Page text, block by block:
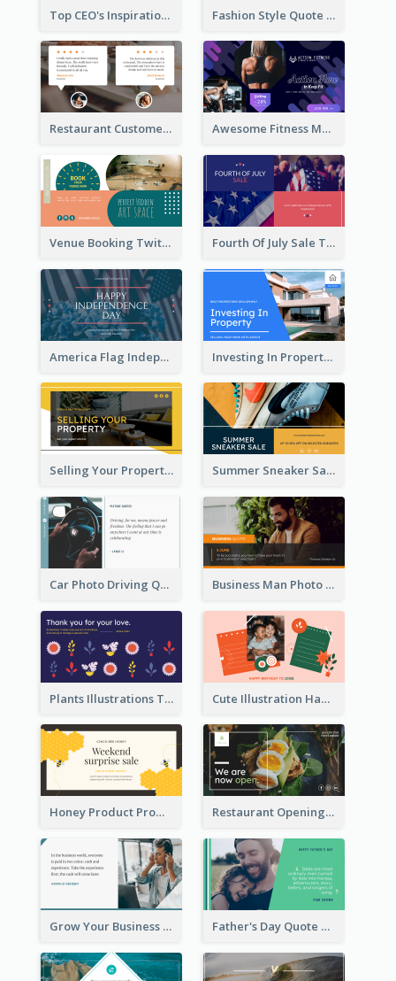
Top CEO's Inspirational Quote Twitter Post Fashion Style Quote Twitter Post
Restaurant Customer Review Twitter Post Awesome Fitness Member Discount Twitter Post Design
Venue Booking Twitter Post Design Fourth Of July Sale Twitter Post
America Flag Independence Day Twitter Post Investing In Property Real Estate Twitter Post
Selling Your Property Real Estate Twitter Post Summer Sneaker Sale Twitter Post
Car Photo Driving Quote Twitter Post Business Man Photo Business Quote Twitter Post
Plants Illustrations Thank You Twitter Post Cute Illustration Happy Birthday Twitter Post
Honey Product Promotion Twitter Post Restaurant Opening Promotion Twitter Post
Grow Your Business Quote Twitter Post Father's Day Quote Twitter Post